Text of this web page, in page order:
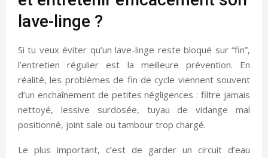
lave-linge ?
Si tu veux éviter qu’un lave-linge reste bloqué sur “fin”,
l’entretien régulier est la meilleure prévention. En
réalité, les problèmes de fin de cycle viennent souvent
d’un enchaînement de petites négligences : filtre jamais
nettoyé, lessive surdosée, tuyau de vidange mal
positionné, joint sale ou tambour trop chargé.
Le plus important, c’est de garder un circuit d’eau